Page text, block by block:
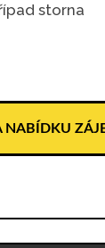
storna
NABÍDKU